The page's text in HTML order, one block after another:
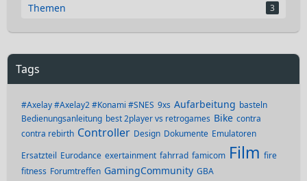
Themen 3
Tags
#Axelay #Axelay2 #Konami #SNES 9xs Aufarbeitung basteln
Bedienungsanleitung best 2player vs retrogames Bike contra
contra rebirth Controller Design Dokumente Emulatoren
Ersatzteil Eurodance exertainment fahrrad famicom Film fire
fitness Forumtreffen GamingCommunity GBA